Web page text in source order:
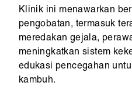
Klinik ini menawarkan
pengobatan, termasuk
meredakan gejala,
meningkatkan sistem
edukasi pencegahan
kambuh.